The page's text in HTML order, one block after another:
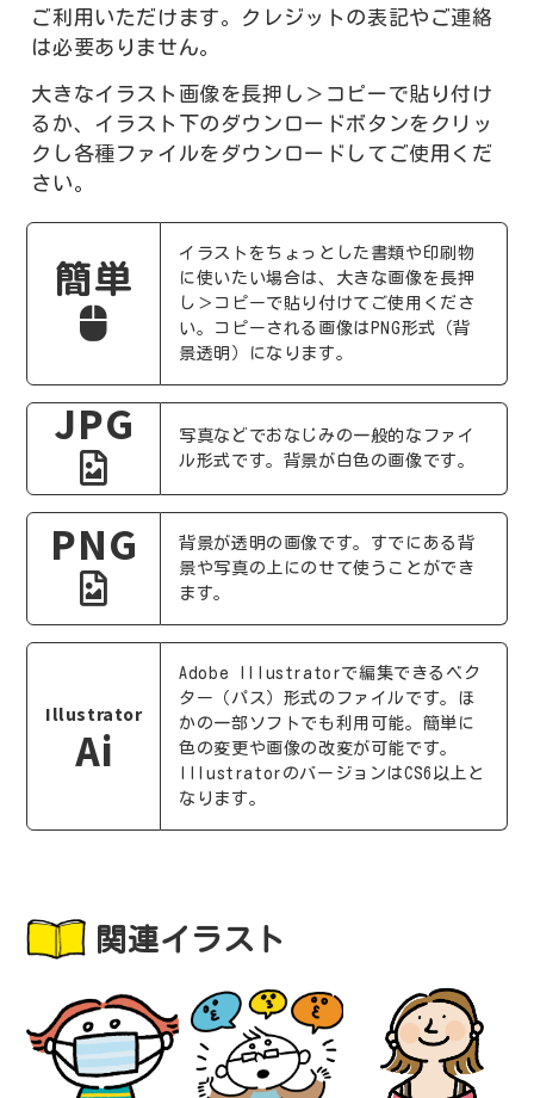
ご利用いただけます。クレジットの表記やご連絡
は必要ありません。
大きなイラスト画像を長押し＞コピーで貼り付け
るか、イラスト下のダウンロードボタンをクリッ
クし各種ファイルをダウンロードしてご使用くだ
さい。
簡単
イラストをちょっとした書類や印刷物
に使いたい場合は、大きな画像を長押
し＞コピーで貼り付けてご使用くださ
い。コピーされる画像はPNG形式（背
景透明）になります。
JPG
写真などでおなじみの一般的なファイ
ル形式です。背景が白色の画像です。
PNG
背景が透明の画像です。すでにある背
景や写真の上にのせて使うことができ
ます。
Illustrator
Ai
Adobe Illustratorで編集できるベク
ター（パス）形式のファイルです。ほ
かの一部ソフトでも利用可能。簡単に
色の変更や画像の改変が可能です。
IllustratorのバージョンはCS6以上と
なります。
関連イラスト